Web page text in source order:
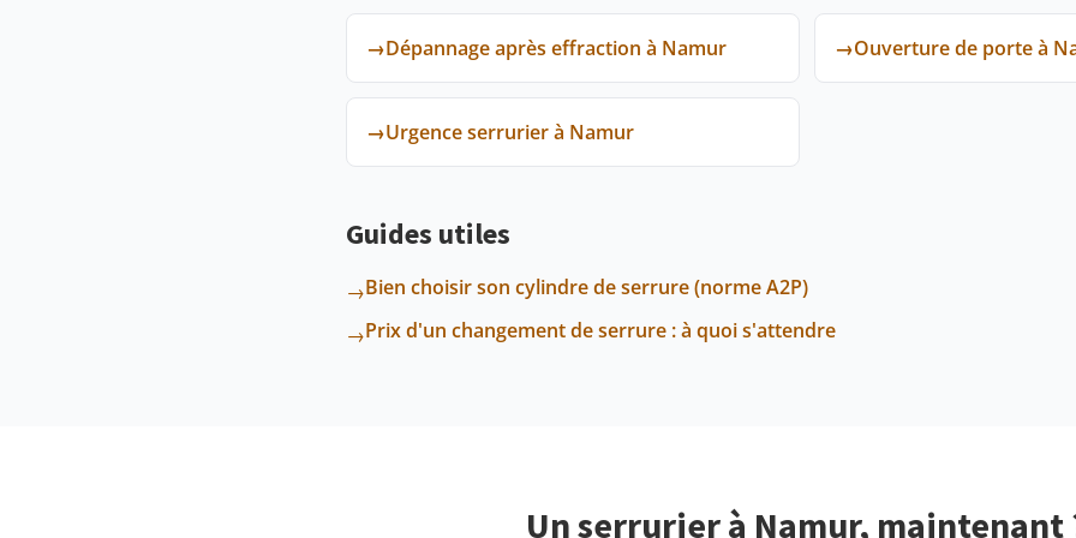
→Dépannage après effraction à Namur →Ouverture de porte à
→Urgence serrurier à Namur
Guides utiles
→Bien choisir son cylindre de serrure (norme A2P)
→Prix d'un changement de serrure : à quoi s'attendre
Un serrurier à Namur, maintenant